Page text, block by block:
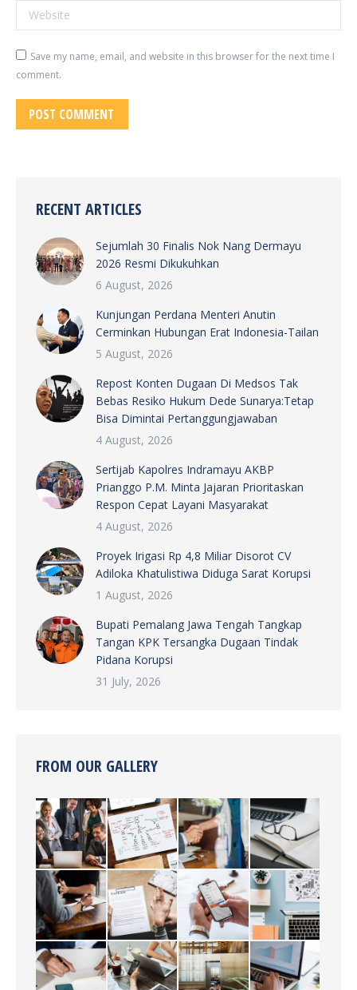
Website
Save my name, email, and website in this browser for the next time I
comment.
POST COMMENT
RECENT ARTICLES
Sejumlah 30 Finalis Nok Nang Dermayu
2026 Resmi Dikukuhkan
6 August, 2026
Kunjungan Perdana Menteri Anutin
Cerminkan Hubungan Erat Indonesia-Tailan
5 August, 2026
Repost Konten Dugaan Di Medsos Tak
Bebas Resiko Hukum Dede Sunarya:Tetap
Bisa Dimintai Pertanggungjawaban
4 August, 2026
Sertijab Kapolres Indramayu AKBP
Prianggo P.M. Minta Jajaran Prioritaskan
Respon Cepat Layani Masyarakat
4 August, 2026
Proyek Irigasi Rp 4,8 Miliar Disorot CV
Adiloka Khatulistiwa Diduga Sarat Korupsi
1 August, 2026
Bupati Pemalang Jawa Tengah Tangkap
Tangan KPK Tersangka Dugaan Tindak
Pidana Korupsi
31 July, 2026
FROM OUR GALLERY